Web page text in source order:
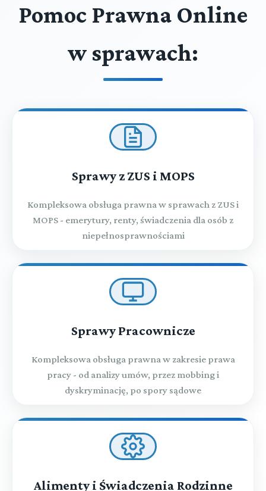
Pomoc Prawna Online
w sprawach:
Sprawy z ZUS i MOPS
Kompleksowa obsługa prawna w sprawach z ZUS i
MOPS - emerytury, renty, świadczenia dla osób z
niepełnosprawnościami
Sprawy Pracownicze
Kompleksowa obsługa prawna w zakresie prawa
pracy - od analizy umów, przez mobbing i
dyskryminację, po spory sądowe
Alimenty i Świadczenia Rodzinne